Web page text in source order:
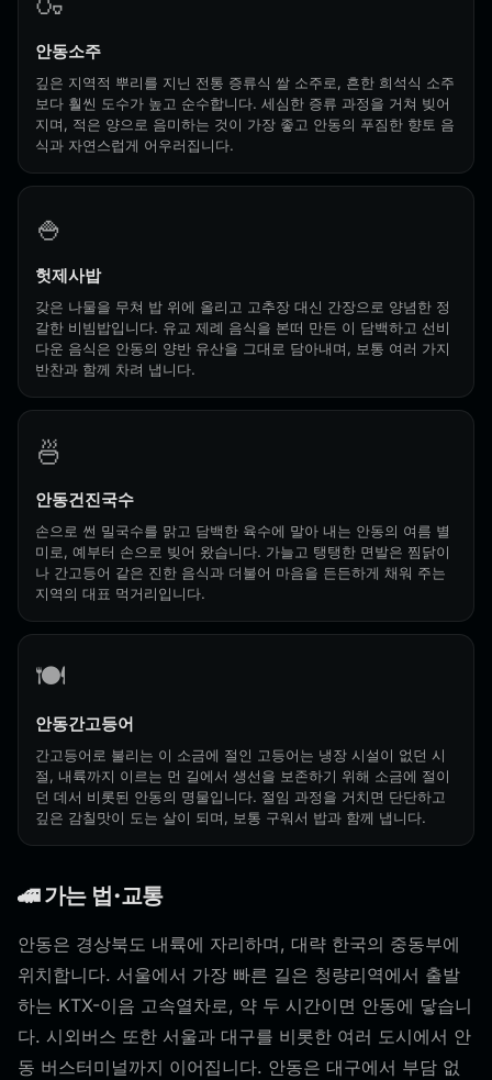
안동소주
깊은 지역적 뿌리를 지닌 전통 증류식 쌀 소주로, 흔한 희석식 소주
보다 훨씬 도수가 높고 순수합니다. 세심한 증류 과정을 거쳐 빚어
지며, 적은 양으로 음미하는 것이 가장 좋고 안동의 푸짐한 향토 음
식과 자연스럽게 어우러집니다.
🍚
헛제사밥
갖은 나물을 무쳐 밥 위에 올리고 고추장 대신 간장으로 양념한 정
갈한 비빔밥입니다. 유교 제례 음식을 본떠 만든 이 담백하고 선비
다운 음식은 안동의 양반 유산을 그대로 담아내며, 보통 여러 가지
반찬과 함께 차려 냅니다.
🍜
안동건진국수
손으로 썬 밀국수를 맑고 담백한 육수에 말아 내는 안동의 여름 별
미로, 예부터 손으로 빚어 왔습니다. 가늘고 탱탱한 면발은 찜닭이
나 간고등어 같은 진한 음식과 더불어 마음을 든든하게 채워 주는
지역의 대표 먹거리입니다.
🍽️
안동간고등어
간고등어로 불리는 이 소금에 절인 고등어는 냉장 시설이 없던 시
절, 내륙까지 이르는 먼 길에서 생선을 보존하기 위해 소금에 절이
던 데서 비롯된 안동의 명물입니다. 절임 과정을 거치면 단단하고
깊은 감칠맛이 도는 살이 되며, 보통 구워서 밥과 함께 냅니다.
🚄 가는 법·교통
안동은 경상북도 내륙에 자리하며, 대략 한국의 중동부에
위치합니다. 서울에서 가장 빠른 길은 청량리역에서 출발
하는 KTX-이음 고속열차로, 약 두 시간이면 안동에 닿습니
다. 시외버스 또한 서울과 대구를 비롯한 여러 도시에서 안
동 버스터미널까지 이어집니다. 안동은 대구에서 부담 없